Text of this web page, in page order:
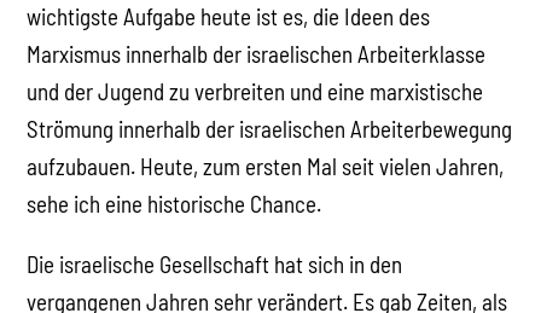
wichtigste Aufgabe heute ist es, die Ideen des
Marxismus innerhalb der israelischen Arbeiterklasse
und der Jugend zu verbreiten und eine marxistische
Strömung innerhalb der israelischen Arbeiterbewegung
aufzubauen. Heute, zum ersten Mal seit vielen Jahren,
sehe ich eine historische Chance.
Die israelische Gesellschaft hat sich in den
vergangenen Jahren sehr verändert. Es gab Zeiten, als